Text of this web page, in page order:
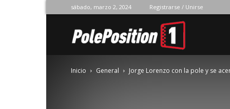
sábado, marzo 2, 2024 Registrarse / Unirse
Position
Inicio General Jorge Lorenzo con la pole y se